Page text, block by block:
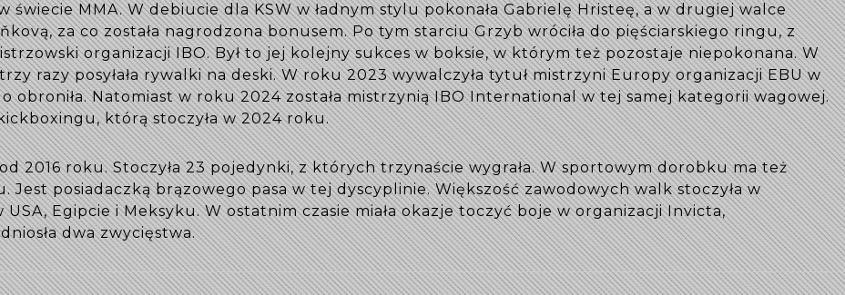
świecie MMA. W debiucie dla KSW w ładnym stylu pokonała Gabrielę Hristeę, a w drugiej walce
za co została nagrodzona bonusem. Po tym starciu Grzyb wróciła do pięściarskiego ringu, z
organizacji IBO. Był to jej kolejny sukces w boksie, w którym też pozostaje niepokonana. W
razy posyłała rywalki na deski. W roku 2023 wywalczyła tytuł mistrzyni Europy organizacji EBU w
obroniła. Natomiast w roku 2024 została mistrzynią IBO International w tej samej kategorii wagowej.
którą stoczyła w 2024 roku.
2016 roku. Stoczyła 23 pojedynki, z których trzynaście wygrała. W sportowym dorobku ma też
posiadaczką brązowego pasa w tej dyscyplinie. Większość zawodowych walk stoczyła w
Egipcie i Meksyku. W ostatnim czasie miała okazje toczyć boje w organizacji Invicta,
dwa zwycięstwa.